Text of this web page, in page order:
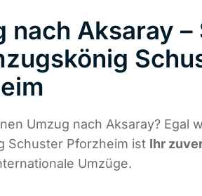
nach Aksaray –
Umzug nach Aksaray? Egal
Schuster Pforzheim ist Ihr
Umzüge.